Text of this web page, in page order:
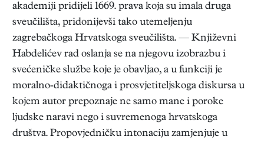
akademiji pridijeli 1669. prava koja su imala druga
sveučilišta, pridonijevši tako utemeljenju
zagrebačkoga Hrvatskoga sveučilišta. — Književni
Habdelićev rad oslanja se na njegovu izobrazbu i
svećeničke službe koje je obavljao, a u funkciji je
moralno-didaktičnoga i prosvjetiteljskoga diskursa u
kojem autor prepoznaje ne samo mane i poroke
ljudske naravi nego i suvremenoga hrvatskoga
društva. Propovjedničku intonaciju zamjenjuje u